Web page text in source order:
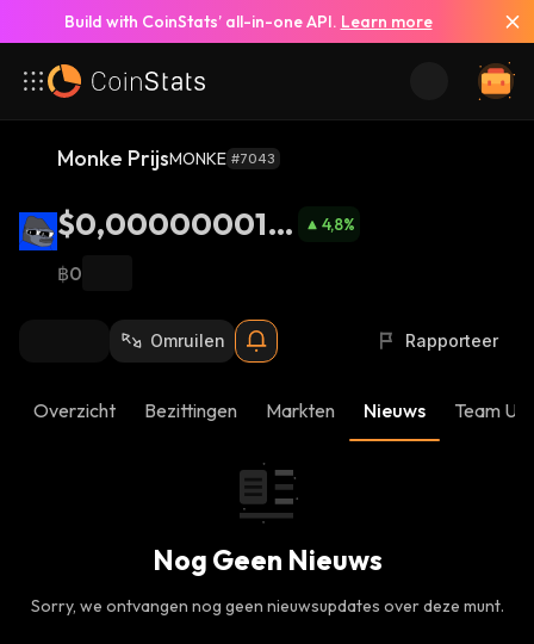
Build with CoinStats’ all-in-one API. Learn more
Monke PrijsMONKE #7043
$0,0000000113
4
4,8%
฿0
Omruilen Rapporteer
Overzicht Bezittingen Markten Nieuws Team
Nog Geen Nieuws
Sorry, we ontvangen nog geen nieuwsupdates over deze munt.